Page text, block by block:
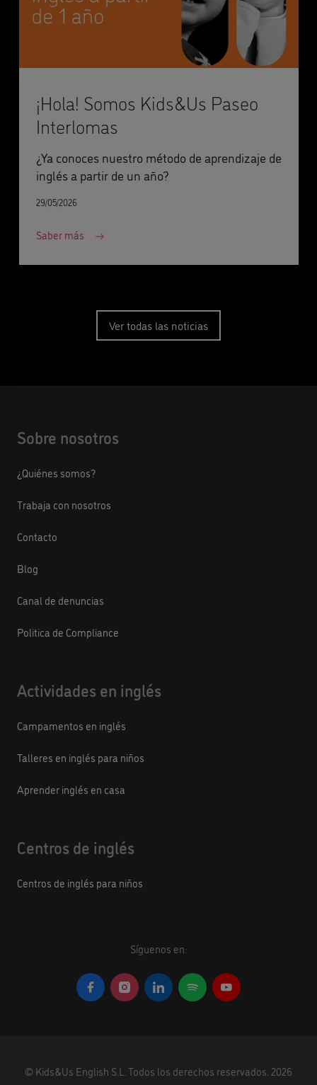
¡Hola! Somos Kids&Us Paseo
Interlomas
¿Ya conoces nuestro método de aprendizaje de
inglés a partir de un año?
29/05/2026
Saber más
Ver todas las noticias
Sobre nosotros
¿Quiénes somos?
Trabaja con nosotros
Contacto
Blog
Canal de denuncias
Politica de Compliance
Actividades en inglés
Campamentos en inglés
Talleres en inglés para niños
Aprender inglés en casa
Centros de inglés
Centros de inglés para niños
Síguenos en:
© Kids&Us English S.L.Todos los derechos reservados. 2026